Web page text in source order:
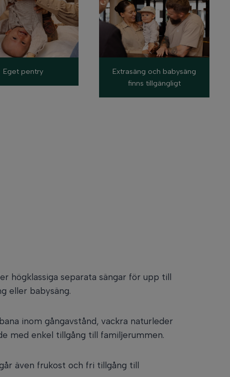
Eget pentry
Extrasäng och babysäng
finns tillgängligt
högklassiga separata sängar för upp till
eller babysäng.
inom gångavstånd, vackra naturleder
med enkel tillgång till familjerummen.
även frukost och fri tillgång till